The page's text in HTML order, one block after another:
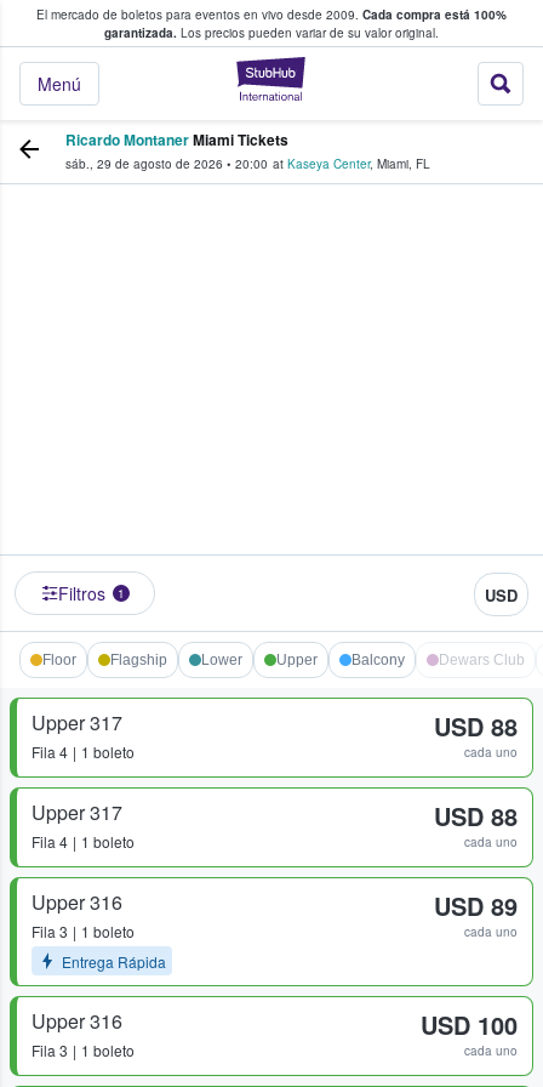
El mercado de boletos para eventos en vivo desde 2009. Cada compra está 100%
garantizada. Los precios pueden variar de su valor original.
StubHub: donde
Menú
fans compran y venden boletos
Ricardo MontanerMiami Tickets
sáb., 29 de agosto de 2026 • 20:00 at Kaseya Center, Miami, FL
Filtros 1 USD
Floor Flagship Lower Upper Balcony Dewars Club
Upper 317
Fila 4 1 boleto
USD 88
cada uno
Upper 317
Fila 4 1 boleto
USD 88
cada uno
Upper 316
Fila 3
1 boleto
Entrega Rápida
USD 89
cada uno
Upper 316
Fila 3 1 boleto
USD 100
cada uno